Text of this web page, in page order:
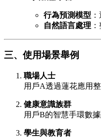
行為預測模型
自然語言處理
三、使用場景舉例
職場人士
用戶A透過蓮花應用
健康意識族群
用戶B的智慧手環數
學生與教育者